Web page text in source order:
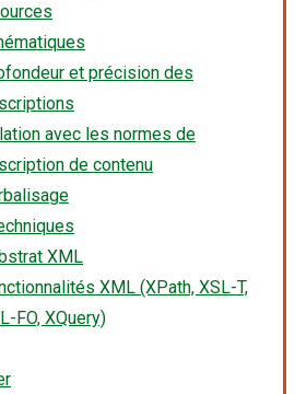
et précision des
avec les normes de
de contenu
XML
XML (XPath, XSL-T,
FO, XQuery)